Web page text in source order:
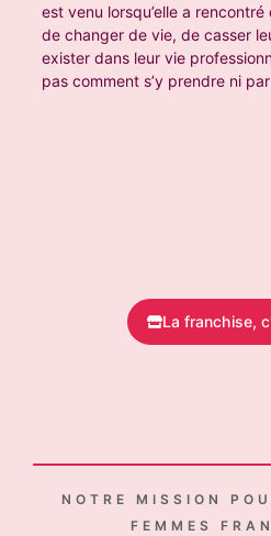
est venu lorsqu’elle a
de changer de vie, de casser
exister dans leur vie
pas comment s’y prendre ni
La franchise,
NOTRE MISSION
FEMMES